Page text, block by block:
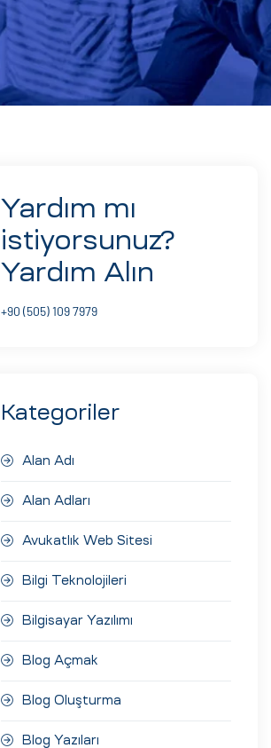
Yardım mı
istiyorsunuz?
Yardım Alın
+90 (505) 109 7979
Kategoriler
Alan Adı
Alan Adları
Avukatlık Web Sitesi
Bilgi Teknolojileri
Bilgisayar Yazılımı
Blog Açmak
Blog Oluşturma
Blog Yazıları